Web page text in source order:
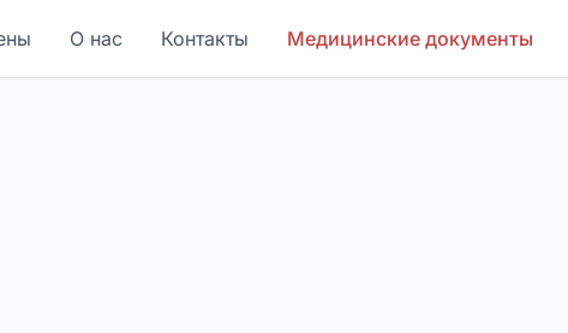
О нас Контакты Медицинские документы